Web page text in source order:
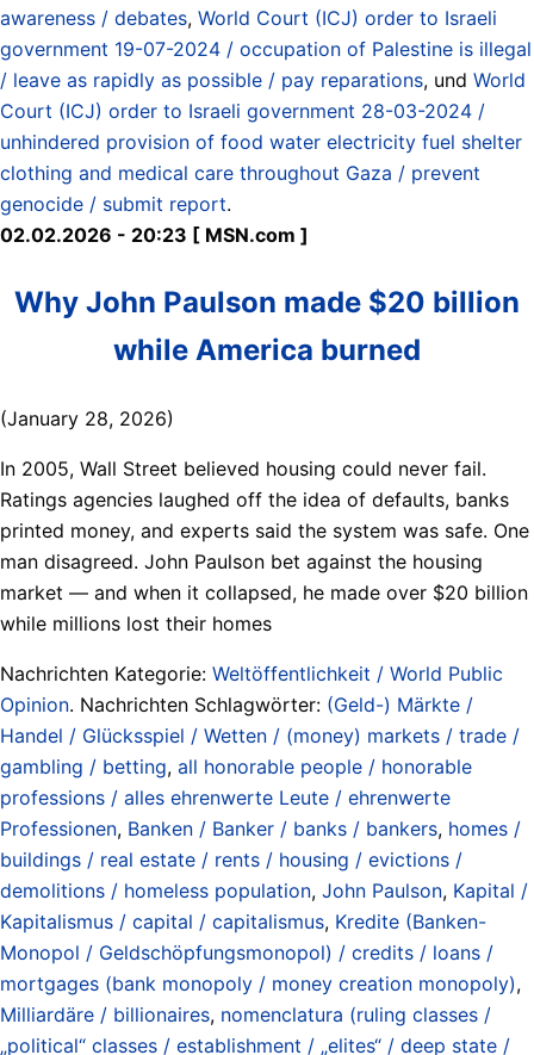
awareness / debates, World Court (ICJ) order to Israeli
government 19-07-2024 / occupation of Palestine is illegal
/ leave as rapidly as possible / pay reparations, und World
Court (ICJ) order to Israeli government 28-03-2024 /
unhindered provision of food water electricity fuel shelter
clothing and medical care throughout Gaza / prevent
genocide / submit report.
02.02.2026 - 20:23 [ MSN.com ]
Why John Paulson made $20 billion
while America burned
(January 28, 2026)
In 2005, Wall Street believed housing could never fail.
Ratings agencies laughed off the idea of defaults, banks
printed money, and experts said the system was safe. One
man disagreed. John Paulson bet against the housing
market — and when it collapsed, he made over $20 billion
while millions lost their homes
Nachrichten Kategorie: Weltöffentlichkeit / World Public
Opinion. Nachrichten Schlagwörter: (Geld-) Märkte /
Handel / Glücksspiel / Wetten / (money) markets / trade /
gambling / betting, all honorable people / honorable
professions / alles ehrenwerte Leute / ehrenwerte
Professionen, Banken / Banker / banks / bankers, homes /
buildings / real estate / rents / housing / evictions /
demolitions / homeless population, John Paulson, Kapital /
Kapitalismus / capital / capitalismus, Kredite (Banken-
Monopol / Geldschöpfungsmonopol) / credits / loans /
mortgages (bank monopoly / money creation monopoly),
Milliardäre / billionaires, nomenclatura (ruling classes /
„political“ classes / establishment / „elites“ / deep state /